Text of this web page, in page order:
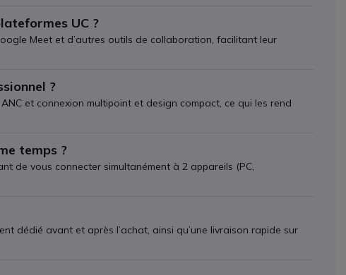
UC ?
Meet et d’autres outils de collaboration, facilitant leur
?
et connexion multipoint et design compact, ce qui les rend
temps ?
de vous connecter simultanément à 2 appareils (PC,
dédié avant et après l’achat, ainsi qu’une livraison rapide sur